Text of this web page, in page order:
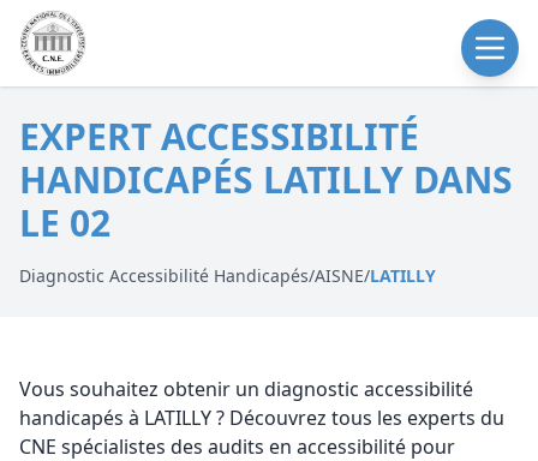
EXPERT ACCESSIBILITÉ
HANDICAPÉS LATILLY DANS
LE 02
Diagnostic Accessibilité Handicapés/AISNE/LATILLY
Vous souhaitez obtenir un diagnostic accessibilité
handicapés à LATILLY ? Découvrez tous les experts du
CNE spécialistes des audits en accessibilité pour